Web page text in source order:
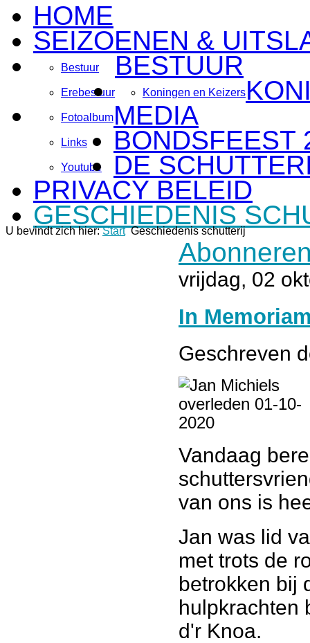
HOME
SEIZOENEN &
BESTUUR
Bestuur
Erebestuur Koningen en Keizers
MEDIA
Fotoalbum
Links
Youtube
BONDSFEEST
DE
PRIVACY BELEID
GESCHIEDENIS
U bevindt zich hier:Start Geschiedenis schutterij
vrijdag, 02
In
Geschreven
Vandaag
van ons is
Jan was lid
met trots de
betrokken bij
hulpkrachten
d'r Knoa.